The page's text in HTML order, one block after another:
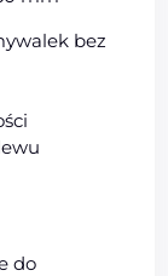
bez
do